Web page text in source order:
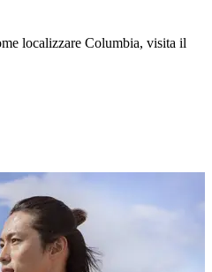
localizzare Columbia, visita il